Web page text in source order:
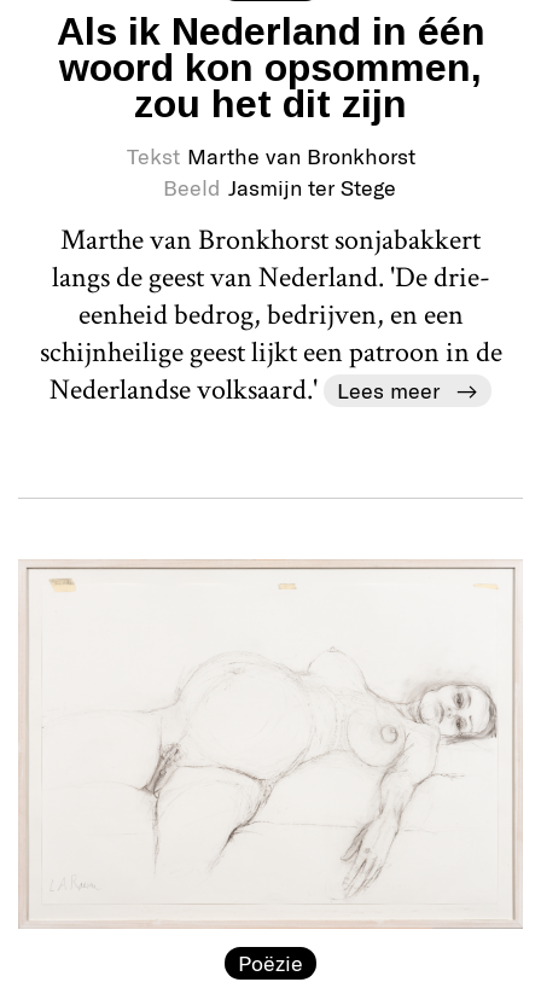
Als ik Nederland in één
woord kon opsommen,
zou het dit zijn
Tekst Marthe van Bronkhorst
Beeld Jasmijn ter Stege
Marthe van Bronkhorst sonjabakkert
langs de geest van Nederland. 'De drie-
eenheid bedrog, bedrijven, en een
schijnheilige geest lijkt een patroon in de
Nederlandse volksaard.'
Lees meer
Poëzie